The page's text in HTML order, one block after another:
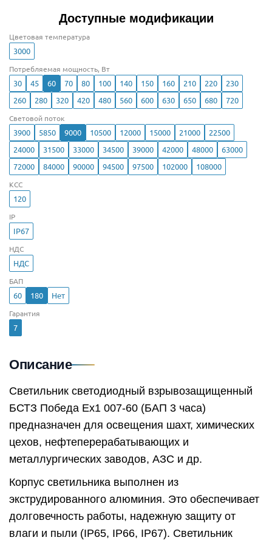
Доступные модификации
Цветовая температура
3000
Потребляемая мощность, Вт
30 45 60 70 80 100 140 150 160 210 220
230
260
280 320 420 480 560 600 630 650 680 720
Световой поток
3900 5850 9000 10500 12000 15000 21000
22500
24000
31500 33000 34500 39000 42000 48000
63000
72000
84000 90000 94500 97500 102000 108000
КСС
120
IP
IP67
НДС
НДС
БАП
60 180 Нет
Гарантия
7
Описание
Светильник светодиодный взрывозащищенный
БСТЗ Победа Ex1 007-60 (БАП 3 часа)
предназначен для освещения шахт, химических
цехов, нефтеперерабатывающих и
металлургических заводов, АЗС и др.
Корпус светильника выполнен из
экструдированного алюминия. Это обеспечивает
долговечность работы, надежную защиту от
влаги и пыли (IP65, IP66, IP67). Светильник